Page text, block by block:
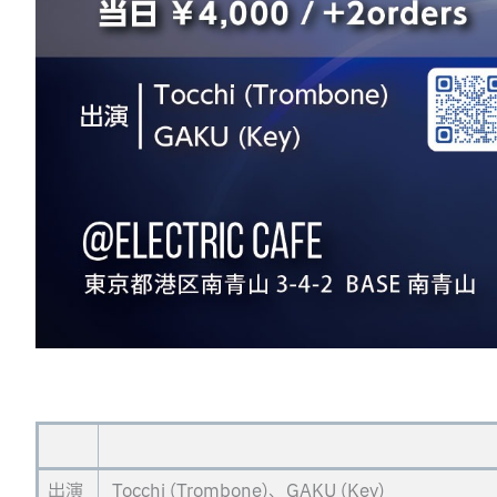
出演 Tocchi (Trombone)、GAKU (Key)